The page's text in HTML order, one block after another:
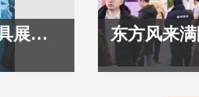
首发盛会丨2026宁波国际文具展创新产品发布